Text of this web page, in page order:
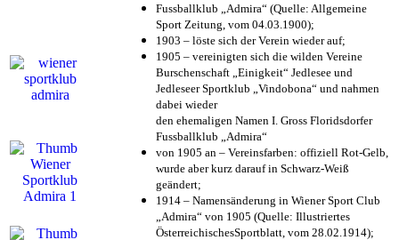
Fussballklub „Admira“ (Quelle: Allgemeine
Sport Zeitung, vom 04.03.1900);
1903 – löste sich der Verein wieder auf;
1905 – vereinigten sich die wilden Vereine
Burschenschaft „Einigkeit“ Jedlesee und
Jedleseer Sportklub „Vindobona“ und nahmen
dabei wieder
den ehemaligen Namen I. Gross Floridsdorfer
Fussballklub „Admira“
von 1905 an – Vereinsfarben: offiziell Rot-Gelb,
wurde aber kurz darauf in Schwarz-Weiß
geändert;
1914 – Namensänderung in Wiener Sport Club
„Admira“ von 1905 (Quelle: Illustriertes
ÖsterreichischesSportblatt, vom 28.02.1914);